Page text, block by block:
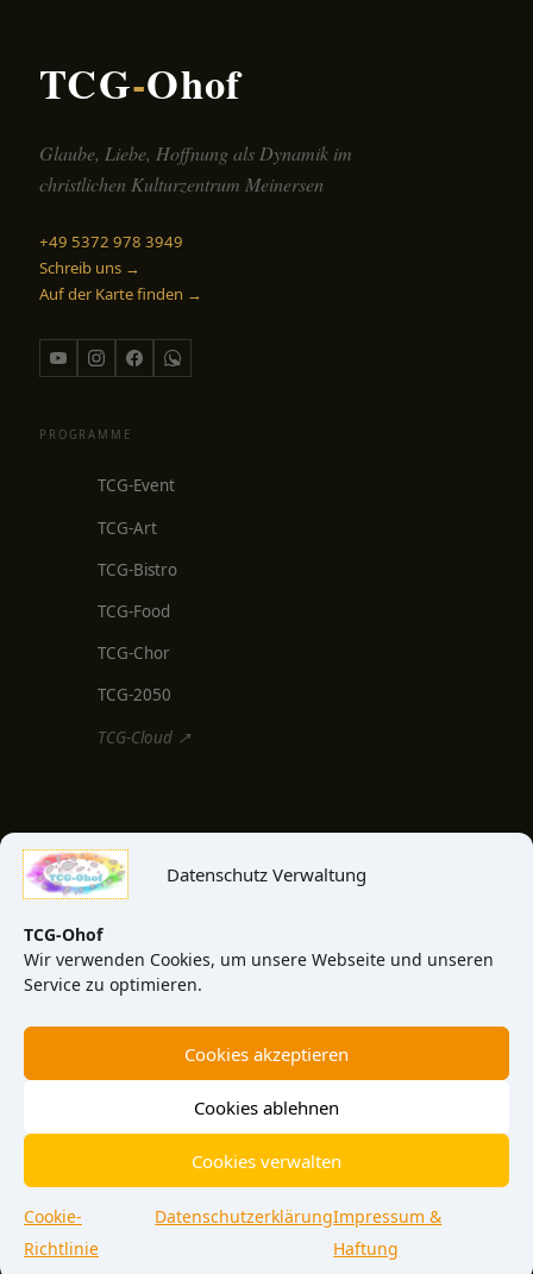
Datenschutz Verwaltung
TCG-Ohof
Wir verwenden Cookies, um unsere Webseite und unseren
Service zu optimieren.
Cookies akzeptieren
Cookies ablehnen
Cookies verwalten
Cookie-
Richtlinie
DatenschutzerklärungImpressum &
Haftung
TCG-Ohof
Glaube, Liebe, Hoffnung als Dynamik im
christlichen Kulturzentrum Meinersen
+49 5372 978 3949
Schreib uns →
Auf der Karte finden →
PROGRAMME
TCG-Event
TCG-Art
TCG-Bistro
TCG-Food
TCG-Chor
TCG-2050
TCG-Cloud ↗
TCG-Blog
TCG-News
TCG-Video
© 2026 TCG-Ohof Meinersen · Am Walde 4 · 38536 Meinersen
Impressum